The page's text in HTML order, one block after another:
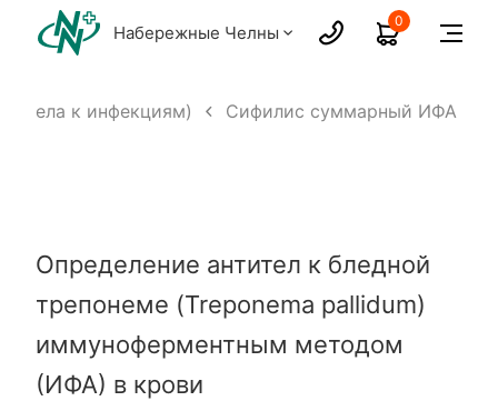
Набережные Челны
0
к инфекциям) Сифилис суммарный ИФА
Определение антител к бледной
трепонеме (Treponema pallidum)
иммуноферментным методом
(ИФА) в крови